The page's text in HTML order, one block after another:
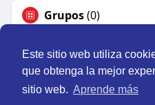
Este sitio web utiliza
que obtenga la mejor
sitio web. Aprende más
Grupos(0)
© 2026
Inicio
Nosotros Contacto